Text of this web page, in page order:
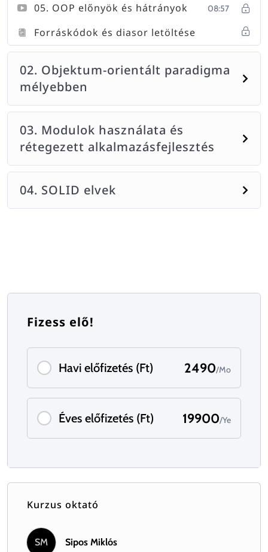
05. OOP előnyök és hátrányok 08:57
Forráskódok és diasor letöltése
02. Objektum-orientált paradigma
mélyebben
03. Modulok használata és
rétegezett alkalmazásfejlesztés
04. SOLID elvek
Fizess elő!
Havi előfizetés (Ft) 2490/Mo
Éves előfizetés (Ft) 19900/Ye
Kurzus oktató
SM Sipos Miklós